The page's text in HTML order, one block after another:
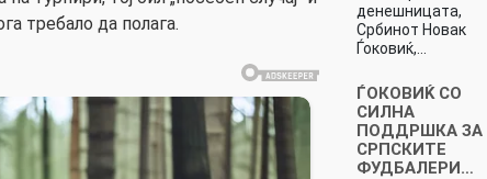
требало да полага.
денешницата,
Србинот Новак
Ѓоковиќ,…
ЃОКОВИЌ СО
СИЛНА
ПОДДРШКА ЗА
СРПСКИТЕ
ФУДБАЛЕРИ…